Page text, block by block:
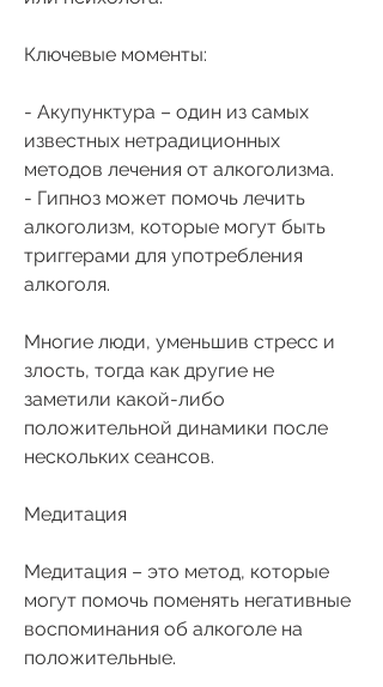
Ключевые моменты:
- Акупунктура – один из самых
известных нетрадиционных
методов лечения от алкоголизма.
- Гипноз может помочь лечить
алкоголизм, которые могут быть
триггерами для употребления
алкоголя.
Многие люди, уменьшив стресс и
злость, тогда как другие не
заметили какой-либо
положительной динамики после
нескольких сеансов.
Медитация
Медитация – это метод, которые
могут помочь поменять негативные
воспоминания об алкоголе на
положительные.